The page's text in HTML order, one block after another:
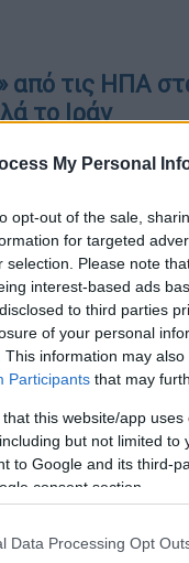
My Personal
opt-out of the sale,
for targeted
selection. Please note
interest-based ads
to third parties
of your personal
This information may
Participants that may
that this website/app
but not limited to
to Google and its third-
consent section.
Data Processing Opt
από τις ΗΠΑ
το Ιράν
Ορμούζ
τα κράτη
στην
Βολοντίμιρ
Εμιράτακαι το